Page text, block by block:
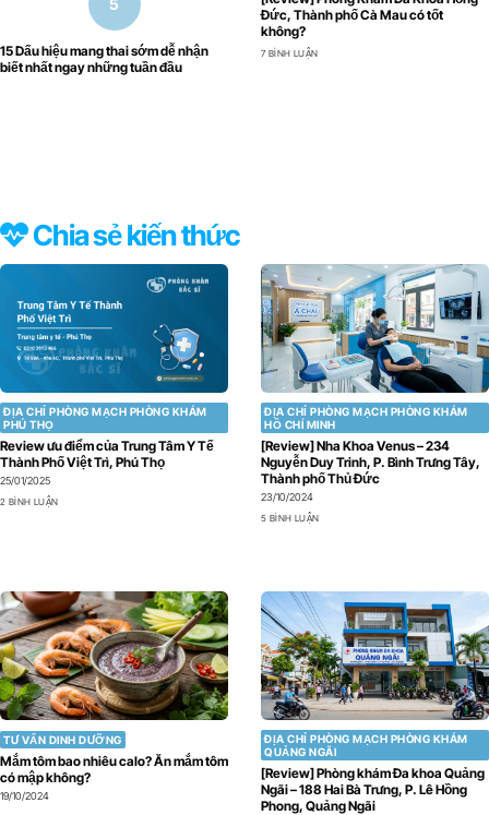
15 Dấu hiệu mang thai sớm dễ nhận
biết nhất ngay những tuần đầu
Đức, Thành phố Cà Mau có tốt
không?
7 BÌNH LUẬN
Chia sẻ kiến thức
ĐỊA CHỈ PHÒNG MẠCH PHÒNG KHÁM
PHÚ THỌ
Review ưu điểm của Trung Tâm Y Tế
Thành Phố Việt Trì, Phú Thọ
25/01/2025
2 BÌNH LUẬN
ĐỊA CHỈ PHÒNG MẠCH PHÒNG KHÁM
HỒ CHÍ MINH
[Review] Nha Khoa Venus – 234
Nguyễn Duy Trinh, P. Bình Trưng Tây,
Thành phố Thủ Đức
23/10/2024
5 BÌNH LUẬN
TƯ VẤN DINH DƯỠNG
Mắm tôm bao nhiêu calo? Ăn mắm tôm
có mập không?
19/10/2024
ĐỊA CHỈ PHÒNG MẠCH PHÒNG KHÁM
QUẢNG NGÃI
[Review] Phòng khám Đa khoa Quảng
Ngãi – 188 Hai Bà Trưng, P. Lê Hồng
Phong, Quảng Ngãi